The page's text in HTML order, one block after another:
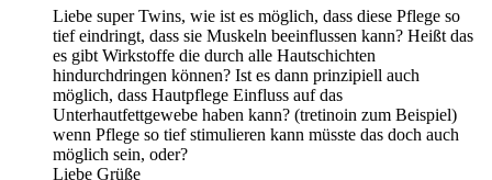
Liebe super Twins, wie ist es möglich, dass diese Pflege so
tief eindringt, dass sie Muskeln beeinflussen kann? Heißt das
es gibt Wirkstoffe die durch alle Hautschichten
hindurchdringen können? Ist es dann prinzipiell auch
möglich, dass Hautpflege Einfluss auf das
Unterhautfettgewebe haben kann? (tretinoin zum Beispiel)
wenn Pflege so tief stimulieren kann müsste das doch auch
möglich sein, oder?
Liebe Grüße